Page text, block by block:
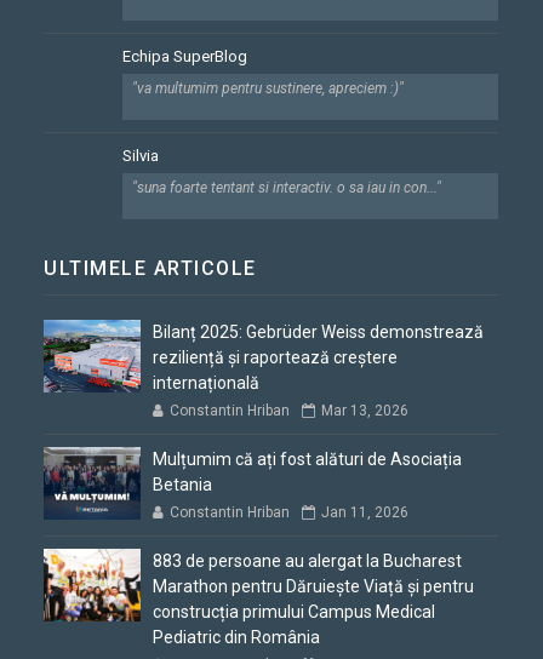
Echipa SuperBlog
"va multumim pentru sustinere, apreciem :)"
Silvia
"suna foarte tentant si interactiv. o sa iau in con..."
ULTIMELE ARTICOLE
Bilanț 2025: Gebrüder Weiss demonstrează
reziliență și raportează creștere
internațională
Constantin Hriban Mar 13, 2026
Mulțumim că ați fost alături de Asociația
Betania
Constantin Hriban Jan 11, 2026
883 de persoane au alergat la Bucharest
Marathon pentru Dăruiește Viață și pentru
construcția primului Campus Medical
Pediatric din România